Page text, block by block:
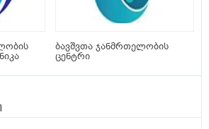
ბავშვთა ჯანმრთელობის
ცენტრი